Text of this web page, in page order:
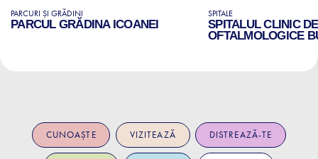
PARCURI ȘI GRĂDINI
PARCUL GRĂDINA ICOANEI
SPITALE
SPITALUL CLINIC
OFTALMOLOGICE
CUNOAȘTE VIZITEAZĂ DISTREAZĂ-TE